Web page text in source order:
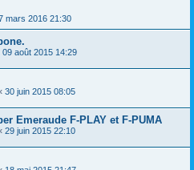
mars 2016 21:30
09 août 2015 14:29
30 juin 2015 08:05
Emeraude F-PLAY et F-PUMA
29 juin 2015 22:10